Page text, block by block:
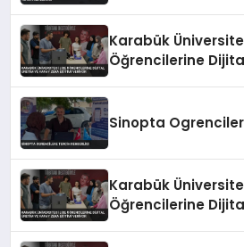
Karabük
Öğrencilerine
Sinopta
Karabük
Öğrencilerine